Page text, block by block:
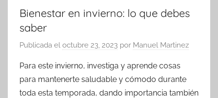
Bienestar en invierno: lo que debes
saber
Publicada el octubre 23, 2023 por Manuel Martinez
Para este invierno, investiga y aprende cosas
para mantenerte saludable y cómodo durante
toda esta temporada, dando importancia también